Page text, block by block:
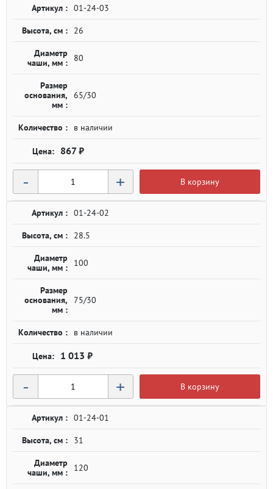
Артикул : 01-24-03
Высота, см : 26
Диаметр
чаши, мм :
80
Размер
основания,
мм :
65/30
Количество : в наличии
867 ₽
- + В корзину
Артикул : 01-24-02
Высота, см : 28.5
Диаметр
чаши, мм :
100
Размер
основания,
мм :
75/30
Количество : в наличии
1 013 ₽
- + В корзину
Артикул : 01-24-01
Высота, см : 31
Диаметр
чаши, мм :
120